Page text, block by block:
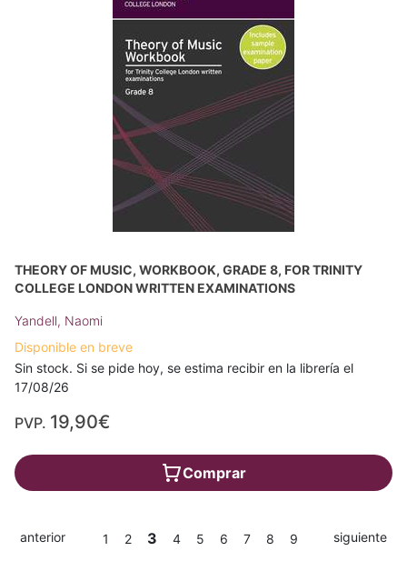
THEORY OF MUSIC, WORKBOOK, GRADE 8, FOR TRINITY
COLLEGE LONDON WRITTEN EXAMINATIONS
Yandell, Naomi
Disponible en breve
Sin stock. Si se pide hoy, se estima recibir en la librería el
17/08/26
PVP. 19,90€
Comprar
anterior 1 2 3 4 5 6 7 8 9 siguiente